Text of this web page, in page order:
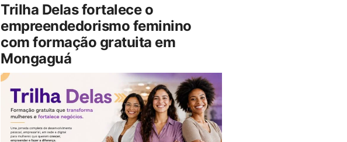
Trilha Delas fortalece o
empreendedorismo feminino
com formação gratuita em
Mongaguá